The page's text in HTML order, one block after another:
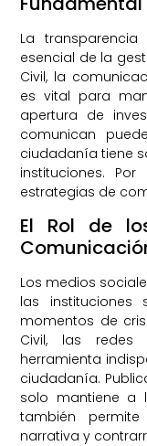
La
esencial de la
Civil, la
es vital para
apertura de
comunican
ciudadanía tiene
instituciones.
estrategias de
El Rol de
Los medios
las instituciones
momentos de
Civil, las redes
herramienta
ciudadanía.
solo mantiene a
también
narrativa y